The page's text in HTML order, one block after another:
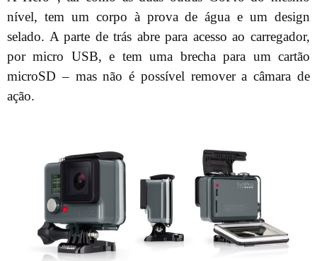
nível, tem um corpo à prova de água e um design
selado. A parte de trás abre para acesso ao carregador,
por micro USB, e tem uma brecha para um cartão
microSD – mas não é possível remover a câmara de
ação.